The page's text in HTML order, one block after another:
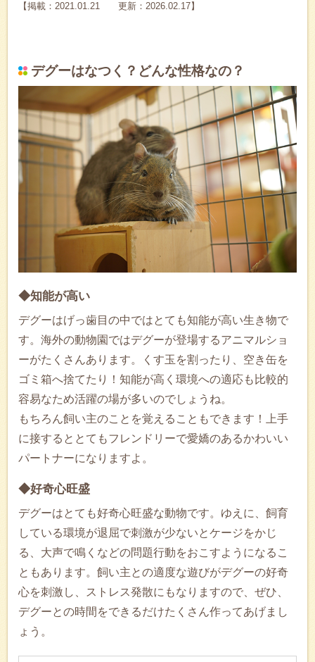
【掲載：2021.01.21 更新：2026.02.17】
デグーはなつく？どんな性格なの？
◆知能が高い
デグーはげっ歯目の中ではとても知能が高い生き物で
す。海外の動物園ではデグーが登場するアニマルショ
ーがたくさんあります。くす玉を割ったり、空き缶を
ゴミ箱へ捨てたり！知能が高く環境への適応も比較的
容易なため活躍の場が多いのでしょうね。
もちろん飼い主のことを覚えることもできます！上手
に接するととてもフレンドリーで愛嬌のあるかわいい
パートナーになりますよ。
◆好奇心旺盛
デグーはとても好奇心旺盛な動物です。ゆえに、飼育
している環境が退屈で刺激が少ないとケージをかじ
る、大声で鳴くなどの問題行動をおこすようになるこ
ともあります。飼い主との適度な遊びがデグーの好奇
心を刺激し、ストレス発散にもなりますので、ぜひ、
デグーとの時間をできるだけたくさん作ってあげまし
ょう。